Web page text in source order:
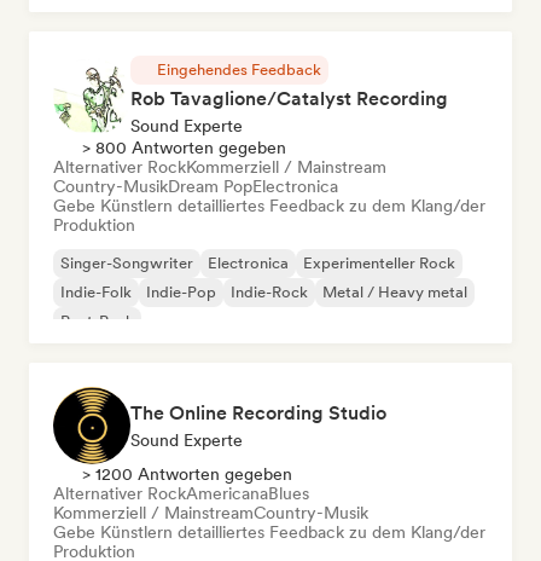
Eingehendes Feedback
Rob Tavaglione/Catalyst Recording
Sound Experte
> 800 Antworten gegeben
Alternativer RockKommerziell / Mainstream
Country-MusikDream PopElectronica
Gebe Künstlern detailliertes Feedback zu dem Klang/der
Produktion
Singer-Songwriter Electronica
Experimenteller Rock
Indie-Folk
Indie-Pop Indie-Rock
Metal / Heavy metal
Post-Punk
The Online Recording Studio
Sound Experte
> 1200 Antworten gegeben
Alternativer RockAmericanaBlues
Kommerziell / MainstreamCountry-Musik
Gebe Künstlern detailliertes Feedback zu dem Klang/der
Produktion